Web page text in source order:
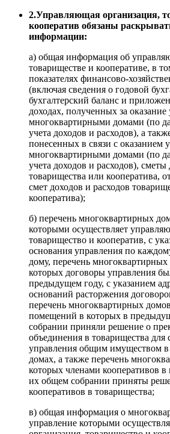
2.Управляющая организация,
кооператив обязаны
информации:
а) общая информация об
товариществе и кооперативе, в
показателях финансово-
(включая сведения о годовой
бухгалтерский баланс и
доходах, полученных за
многоквартирными домами (по
учета доходов и расходов), а
понесенных в связи с оказанием
многоквартирными домами (по
учета доходов и расходов), сметы
товарищества или кооператива,
смет доходов и расходов
кооператива);
б) перечень многоквартирных
которыми осуществляет
товарищество и кооператив, с
основания управления по
дому, перечень
которых договоры управления
предыдущем году, с указанием
оснований расторжения
перечень многоквартирных
помещений в которых в
собрании приняли решение о
объединения в товарищества для
управления общим имуществом
домах, а также перечень
которых членами кооперативов
их общем собрании приняты
кооперативов в товарищества;
в) общая информация о
управление которыми